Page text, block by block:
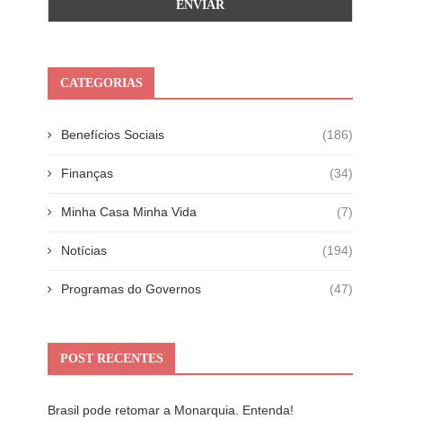
CATEGORIAS
Benefícios Sociais (186)
Finanças (34)
Minha Casa Minha Vida (7)
Notícias (194)
Programas do Governos (47)
POST RECENTES
Brasil pode retomar a Monarquia. Entenda!